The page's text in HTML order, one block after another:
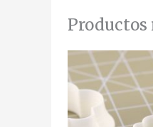
Productos